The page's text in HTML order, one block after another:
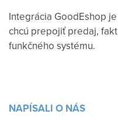
Integrácia GoodEshop
chcú prepojiť predaj,
funkčného systému.
NAPÍSALI O NÁS